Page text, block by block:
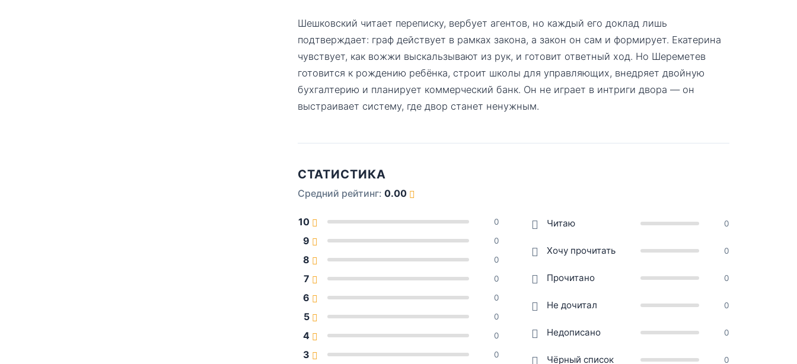
Шешковский читает переписку, вербует агентов, но каждый его доклад лишь
подтверждает: граф действует в рамках закона, а закон он сам и формирует. Екатерина
чувствует, как вожжи выскальзывают из рук, и готовит ответный ход. Но Шереметев
готовится к рождению ребёнка, строит школы для управляющих, внедряет двойную
бухгалтерию и планирует коммерческий банк. Он не играет в интриги двора — он
выстраивает систему, где двор станет ненужным.
СТАТИСТИКА
Средний рейтинг: 0.00
10 0
9 0
8 0
7 0
6 0
5 0
4 0
3 0
Читаю 0
Хочу прочитать 0
Прочитано 0
Не дочитал 0
Недописано 0
Чёрный список 0